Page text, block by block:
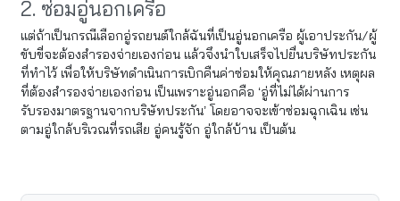
2. ซ่อมอู่นอกเครือ
แต่ถ้าเป็นกรณีเลือกอู่รถยนต์ใกล้ฉันที่เป็นอู่นอกเครือ ผู้เอาประกัน/ผู้
ขับขี่จะต้องสำรองจ่ายเองก่อน แล้วจึงนำใบเสร็จไปยื่นบริษัทประกัน
ที่ทำไว้ เพื่อให้บริษัทดำเนินการเบิกคืนค่าซ่อมให้คุณภายหลัง เหตุผล
ที่ต้องสำรองจ่ายเองก่อน เป็นเพราะอู่นอกคือ ‘อู่ที่ไม่ได้ผ่านการ
รับรองมาตรฐานจากบริษัทประกัน’ โดยอาจจะเข้าซ่อมฉุกเฉิน เช่น
ตามอู่ใกล้บริเวณที่รถเสีย อู่คนรู้จัก อู่ใกล้บ้าน เป็นต้น